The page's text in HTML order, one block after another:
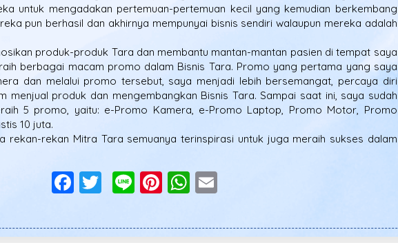
untuk mengadakan pertemuan-pertemuan kecil yang kemudian berkembang
pun berhasil dan akhirnya mempunyai bisnis sendiri walaupun mereka adalah
produk-produk Tara dan membantu mantan-mantan pasien di tempat saya
berbagai macam promo dalam Bisnis Tara. Promo yang pertama yang saya
dan melalui promo tersebut, saya menjadi lebih bersemangat, percaya diri
menjual produk dan mengembangkan Bisnis Tara. Sampai saat ini, saya sudah
5 promo, yaitu: e-Promo Kamera, e-Promo Laptop, Promo Motor, Promo
10 juta.
rekan-rekan Mitra Tara semuanya terinspirasi untuk juga meraih sukses dalam
Facebook
Twitter
LinePinterest
WhatsApp